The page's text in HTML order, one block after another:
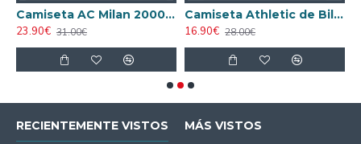
Camiseta AC Milan 2000/2001 Local Retro
23.90€ 31.00€
Camiseta Athletic de Bilbao 2024/2025 Alternativo
16.90€ 28.00€
RECIENTEMENTE VISTOS MÁS VISTOS